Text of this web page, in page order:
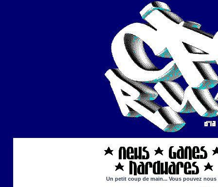
Un petit coup de main... Vous pouvez